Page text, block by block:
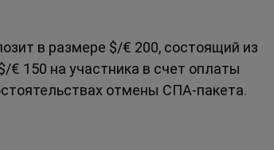
в размере $/€ 200, состоящий из
€ 150 на участника в счет оплаты
отмены СПА-пакета.